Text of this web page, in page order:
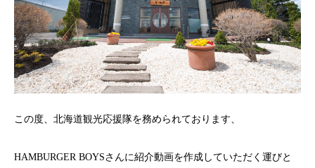
この度、北海道観光応援隊を務められております、
HAMBURGER BOYSさんに紹介動画を作成していただく運びと